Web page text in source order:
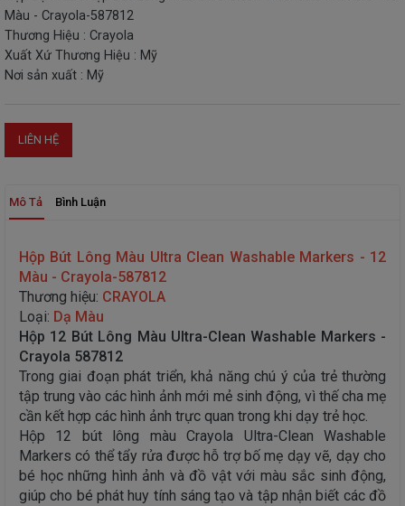
THIẾT
BỊ
STEM
Màu - Crayola-587812
Thương Hiệu : Crayola
Xuất Xứ Thương Hiệu : Mỹ
Nơi sản xuất : Mỹ
LIÊN HỆ
Mô Tả Bình Luận
Hộp Bút Lông Màu Ultra Clean Washable Markers - 12
Màu - Crayola-587812
Thương hiệu: CRAYOLA
Loại: Dạ Màu
Hộp 12 Bút Lông Màu Ultra-Clean Washable Markers -
Crayola 587812
Trong giai đoạn phát triển, khả năng chú ý của trẻ thường
tập trung vào các hình ảnh mới mẻ sinh động, vì thế cha mẹ
cần kết hợp các hình ảnh trực quan trong khi dạy trẻ học.
Hộp 12 bút lông màu Crayola Ultra-Clean Washable
Markers có thể tẩy rửa được hỗ trợ bố mẹ dạy vẽ, dạy cho
bé học những hình ảnh và đồ vật với màu sắc sinh động,
giúp cho bé phát huy tính sáng tạo và tập nhận biết các đồ